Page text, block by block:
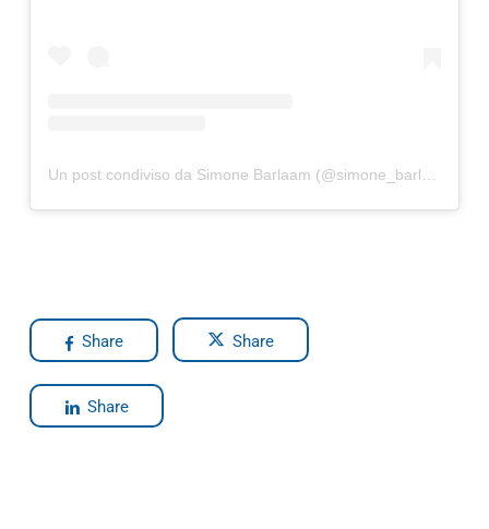
Un post condiviso da Simone Barlaam (@simone_barlaam)
Share Share
Share